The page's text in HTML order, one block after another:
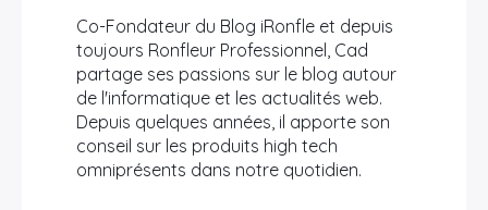
Co-Fondateur du Blog iRonfle et depuis
toujours Ronfleur Professionnel, Cad
partage ses passions sur le blog autour
de l'informatique et les actualités web.
Depuis quelques années, il apporte son
conseil sur les produits high tech
omniprésents dans notre quotidien.